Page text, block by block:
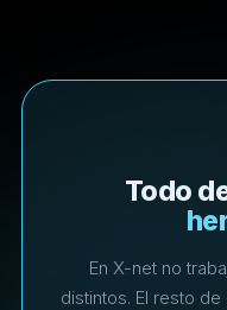
Todo
En X-net no
distintos. El resto